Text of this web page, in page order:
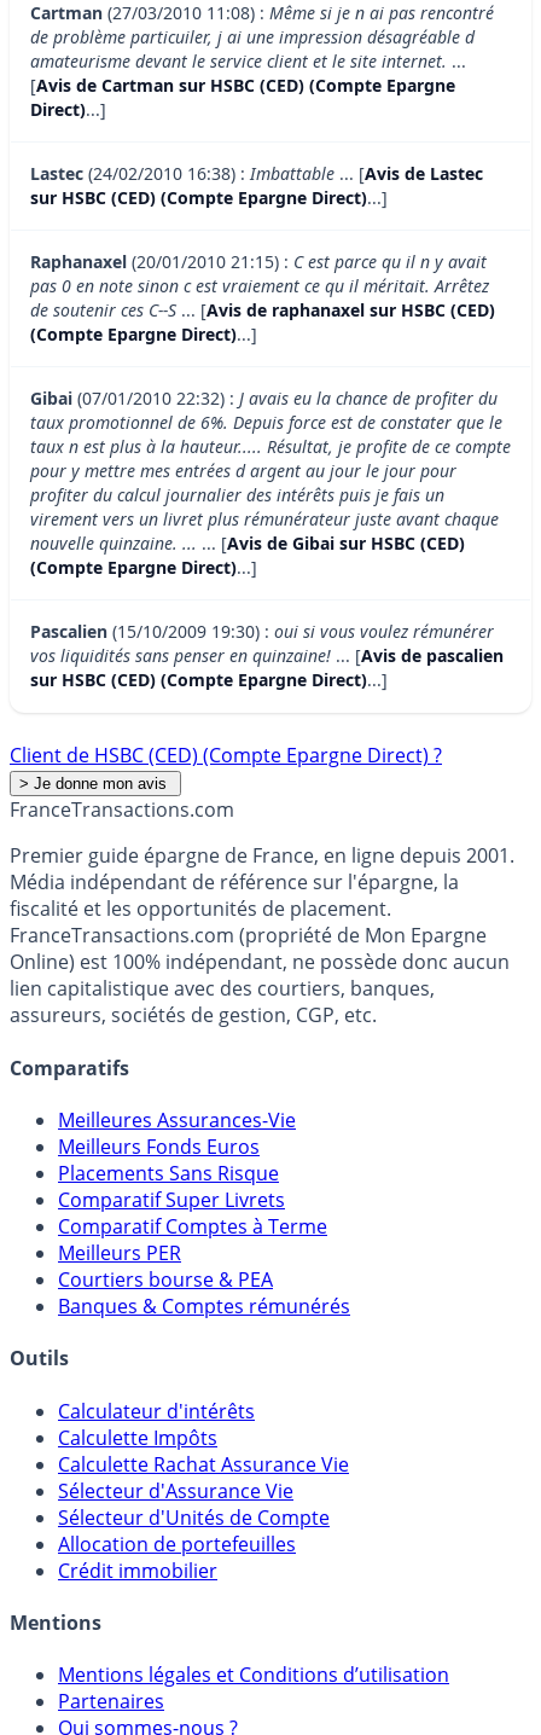
Cartman (27/03/2010 11:08) : Même si je n ai pas rencontré
de problème particuiler, j ai une impression désagréable d
amateurisme devant le service client et le site internet. ...
[Avis de Cartman sur HSBC (CED) (Compte Epargne
Direct)...]
Lastec (24/02/2010 16:38) :Imbattable ... [Avis de Lastec
sur HSBC (CED) (Compte Epargne Direct)...]
Raphanaxel (20/01/2010 21:15) : C est parce qu il n y avait
pas 0 en note sinon c est vraiement ce qu il méritait. Arrêtez
de soutenir ces C--S ... [Avis de raphanaxel sur HSBC (CED)
(Compte Epargne Direct)...]
Gibai (07/01/2010 22:32) : J avais eu la chance de profiter du
taux promotionnel de 6%. Depuis force est de constater que le
taux n est plus à la hauteur..... Résultat, je profite de ce compte
pour y mettre mes entrées d argent au jour le jour pour
profiter du calcul journalier des intérêts puis je fais un
virement vers un livret plus rémunérateur juste avant chaque
nouvelle quinzaine. ... ... [Avis de Gibai sur HSBC (CED)
(Compte Epargne Direct)...]
Pascalien (15/10/2009 19:30) : oui si vous voulez rémunérer
vos liquidités sans penser en quinzaine! ... [Avis de pascalien
sur HSBC (CED) (Compte Epargne Direct)...]
Client de HSBC (CED) (Compte Epargne Direct) ?
FranceTransactions.com
Premier guide épargne de France, en ligne depuis 2001.
Média indépendant de référence sur l'épargne, la
fiscalité et les opportunités de placement.
FranceTransactions.com (propriété de Mon Epargne
Online) est 100% indépendant, ne possède donc aucun
lien capitalistique avec des courtiers, banques,
assureurs, sociétés de gestion, CGP, etc.
Comparatifs
Meilleures Assurances-Vie
Meilleurs Fonds Euros
Placements Sans Risque
Comparatif Super Livrets
Comparatif Comptes à Terme
Meilleurs PER
Courtiers bourse & PEA
Banques & Comptes rémunérés
Outils
Calculateur d'intérêts
Calculette Impôts
Calculette Rachat Assurance Vie
Sélecteur d'Assurance Vie
Sélecteur d'Unités de Compte
Allocation de portefeuilles
Crédit immobilier
Mentions
Mentions légales et Conditions d’utilisation
Partenaires
Qui sommes-nous ?